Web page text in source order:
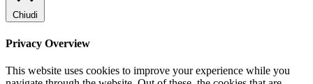
Chiudi
Privacy Overview
This website uses cookies to improve your experience while you